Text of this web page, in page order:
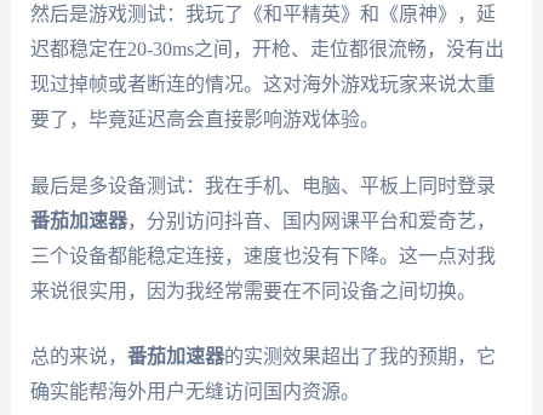
然后是游戏测试：我玩了《和平精英》和《原神》，延
迟都稳定在20-30ms之间，开枪、走位都很流畅，没有出
现过掉帧或者断连的情况。这对海外游戏玩家来说太重
要了，毕竟延迟高会直接影响游戏体验。
最后是多设备测试：我在手机、电脑、平板上同时登录
番茄加速器，分别访问抖音、国内网课平台和爱奇艺，
三个设备都能稳定连接，速度也没有下降。这一点对我
来说很实用，因为我经常需要在不同设备之间切换。
总的来说， 番茄加速器的实测效果超出了我的预期，它
确实能帮海外用户无缝访问国内资源。